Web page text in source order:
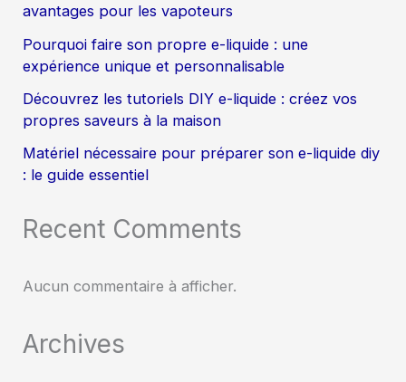
avantages pour les vapoteurs
Pourquoi faire son propre e-liquide : une
expérience unique et personnalisable
Découvrez les tutoriels DIY e-liquide : créez vos
propres saveurs à la maison
Matériel nécessaire pour préparer son e-liquide diy
: le guide essentiel
Recent Comments
Aucun commentaire à afficher.
Archives